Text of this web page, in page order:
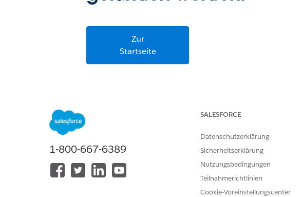
Zur
Startseite
1-800-667-6389
SALESFORCE
Datenschutzerklärung
Sicherheitserklärung
Nutzungsbedingungen
Teilnahmerichtlinien
Cookie-Voreinstellungscenter